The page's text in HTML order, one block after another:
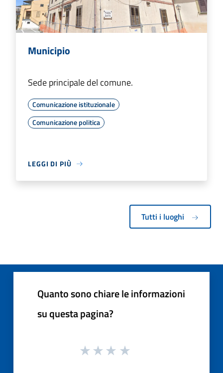
Municipio
Sede principale del comune.
Comunicazione istituzionale
Comunicazione politica
LEGGI DI PIÙ
Tutti i luoghi
Quanto sono chiare le informazioni
su questa pagina?